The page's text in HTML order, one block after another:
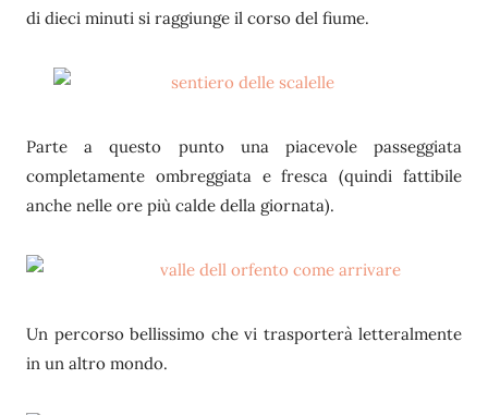
di dieci minuti si raggiunge il corso del fiume.
Parte a questo punto una piacevole passeggiata
completamente ombreggiata e fresca (quindi fattibile
anche nelle ore più calde della giornata).
Un percorso bellissimo che vi trasporterà letteralmente
in un altro mondo.